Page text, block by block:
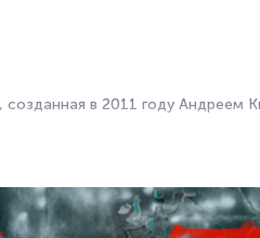
созданная в 2011 году Андреем